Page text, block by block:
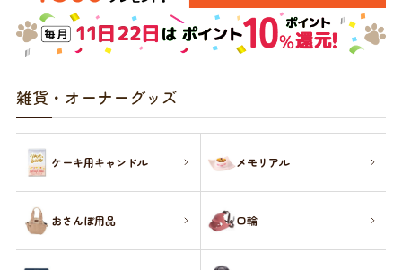
美容・ケア用品 服・おさんぽ用品
日用品（デイリー）
トリマーグッズ シニアサポート
商品リクエスト
お問い合わせ
雑貨・オーナーグッズ
ケーキ用キャンドル メモリアル
おさんぽ用品 口輪